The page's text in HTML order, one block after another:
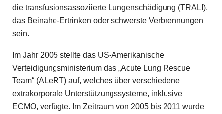
die transfusionsassoziierte Lungenschädigung (TRALI),
das Beinahe-Ertrinken oder schwerste Verbrennungen
sein.
Im Jahr 2005 stellte das US-Amerikanische
Verteidigungsministerium das „Acute Lung Rescue
Team“ (ALeRT) auf, welches über verschiedene
extrakorporale Unterstützungssysteme, inklusive
ECMO, verfügte. Im Zeitraum von 2005 bis 2011 wurde